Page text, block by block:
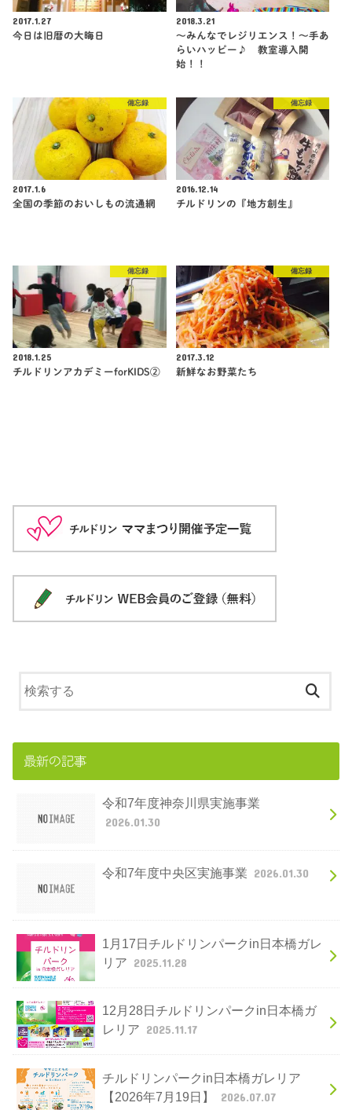
2017.1.27
今日は旧暦の大晦日
2018.3.21
〜みんなでレジリエンス！〜手あ
らいハッピー♪ 教室導入開
始！！
備忘録
2017.1.6
全国の季節のおいしもの流通網
備忘録
2016.12.14
チルドリンの『地方創生』
備忘録
2018.1.25
チルドリンアカデミーforKIDS②
備忘録
2017.3.12
新鮮なお野菜たち
最新の記事
令和7年度神奈川県実施事業
2026.01.30
令和7年度中央区実施事業 2026.01.30
1月17日チルドリンパークin日本橋ガレ
リア 2025.11.28
12月28日チルドリンパークin日本橋ガ
レリア 2025.11.17
チルドリンパークin日本橋ガレリア
【2026年7月19日】
2026.07.07